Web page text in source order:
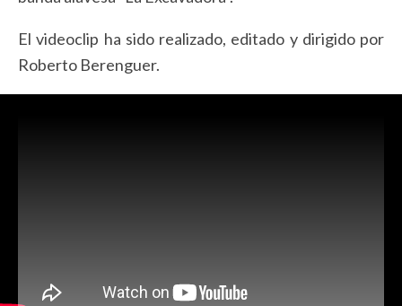
El videoclip ha sido realizado, editado y dirigido por
Roberto Berenguer.